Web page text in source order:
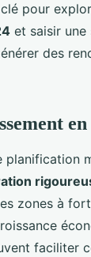
pour
et saisir une
des
en
planification
zones à
faciliter